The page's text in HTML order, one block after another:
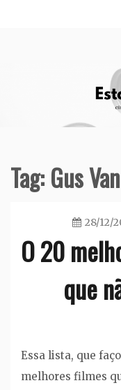
Tag:Gus
28/12/
O 20
que
Essa lista, que
melhores filmes